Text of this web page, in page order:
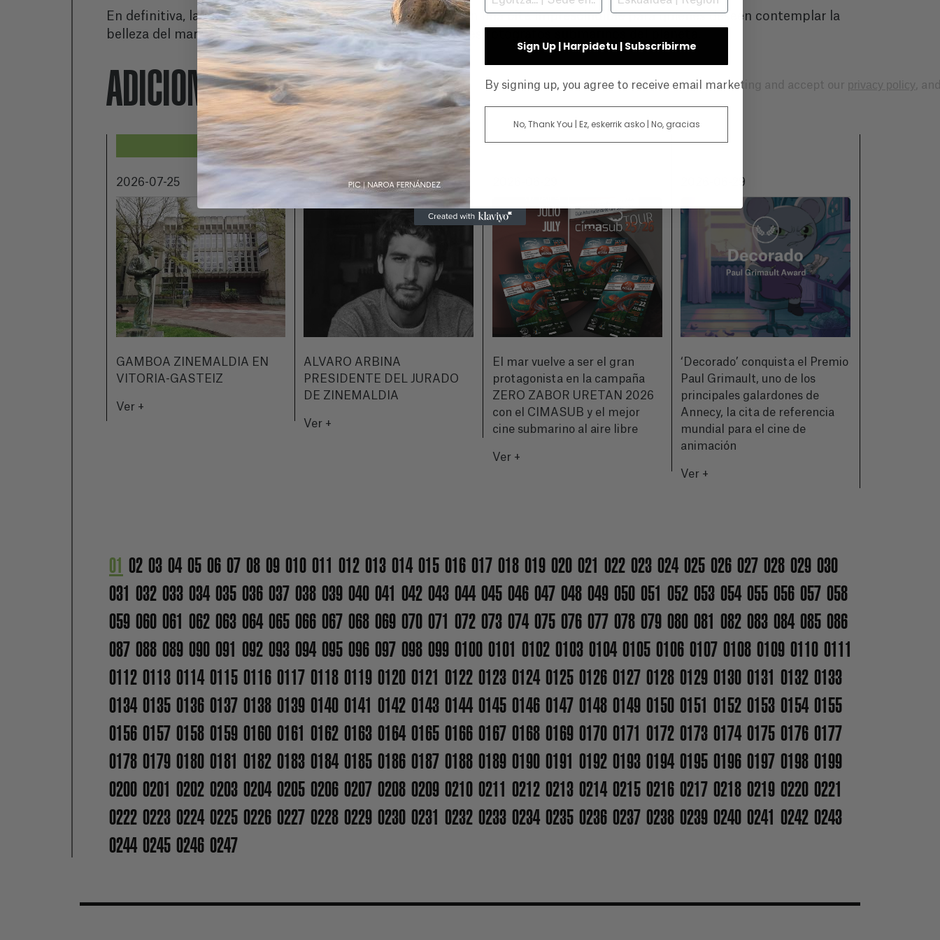
En definitiva, las exposiciones fotográficas del CIMASUB son unacita imprescindiblepara quienes deseen contemplar la
belleza del mar y dejarse inspirar por el talento de los mejores fotógrafos submarinos del planeta.
ADICIONALMENTE
2026-07-25
GAMBOA ZINEMALDIA EN
VITORIA-GASTEIZ
Ver +
2026-07-06
ALVARO ARBINA
PRESIDENTE DEL JURADO
DE ZINEMALDIA
Ver +
El mar vuelve a ser el gran
protagonista en la campaña
ZERO ZABOR URETAN 2026
con el CIMASUB y el mejor
cine submarino al aire libre
Ver +
2026-06-29
‘Decorado’ conquista el Premio
Paul Grimault, uno de los
principales galardones de
Annecy, la cita de referencia
mundial para el cine de
animación
Ver +
01 02 03 04 05 06 07 08 09 010 011 012 013 014 015 016 017 018 019 020 021 022 023 024 025 026 027 028 029 030
031 032 033 034 035 036 037 038 039 040 041 042 043 044 045 046 047 048 049 050 051 052 053 054 055 056 057 058
059 060 061 062 063 064 065 066 067 068 069 070 071 072 073 074 075 076 077 078 079 080 081 082 083 084 085 086
087 088 089 090 091 092 093 094 095 096 097 098 099 0100 0101 0102 0103 0104 0105 0106 0107 0108 0109 0110 0111
0112 0113 0114 0115 0116 0117 0118 0119 0120 0121 0122 0123 0124 0125 0126 0127 0128 0129 0130 0131 0132 0133
0134 0135 0136 0137 0138 0139 0140 0141 0142 0143 0144 0145 0146 0147 0148 0149 0150 0151 0152 0153 0154 0155
0156 0157 0158 0159 0160 0161 0162 0163 0164 0165 0166 0167 0168 0169 0170 0171 0172 0173 0174 0175 0176 0177
0178 0179 0180 0181 0182 0183 0184 0185 0186 0187 0188 0189 0190 0191 0192 0193 0194 0195 0196 0197 0198 0199
0200 0201 0202 0203 0204 0205 0206 0207 0208 0209 0210 0211 0212 0213 0214 0215 0216 0217 0218 0219 0220 0221
0222 0223 0224 0225 0226 0227 0228 0229 0230 0231 0232 0233 0234 0235 0236 0237 0238 0239 0240 0241 0242 0243
0244 0245 0246 0247
Sign Up | Harpidetu | Subscribirme
By signing up, you agree to receive email marketing and accept our privacy policy,
No, Thank You | Ez, eskerrik asko | No, gracias